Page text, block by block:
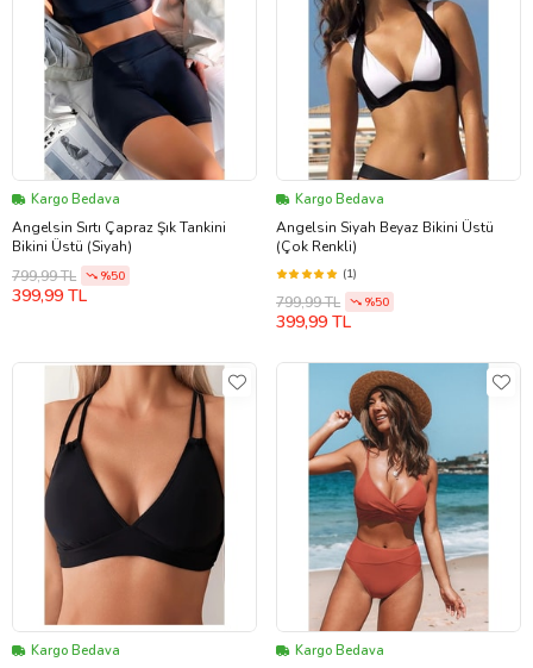
Kargo Bedava
Angelsin Sırtı Çapraz Şık Tankini
Bikini Üstü (Siyah)
799,99 TL
%50
399,99 TL
Kargo Bedava
Angelsin Siyah Beyaz Bikini Üstü
(Çok Renkli)
(1)
799,99 TL %50
399,99 TL
Kargo Bedava Kargo Bedava